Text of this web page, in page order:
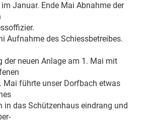
Januar. Ende Mai Abnahme der
des Schiessbetreibes.
der neuen Anlage am 1. Mai mit
führte unser Dorfbach etwas
Schützenhaus eindrang und